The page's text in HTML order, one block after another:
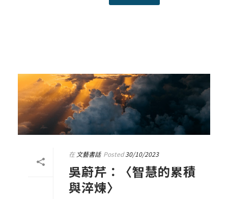
在 文藝書話 Posted 30/10/2023
吳蔚芹：〈智慧的累積
與淬煉〉